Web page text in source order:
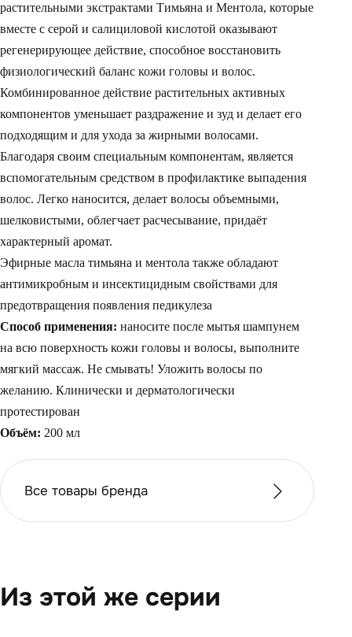
растительными экстрактами Тимьяна и Ментола, которые
вместе с серой и салициловой кислотой оказывают
регенерирующее действие, способное восстановить
физиологический баланс кожи головы и волос.
Комбинированное действие растительных активных
компонентов уменьшает раздражение и зуд и делает его
подходящим и для ухода за жирными волосами.
Благодаря своим специальным компонентам, является
вспомогательным средством в профилактике выпадения
волос. Легко наносится, делает волосы объемными,
шелковистыми, облегчает расчесывание, придаёт
характерный аромат.
Эфирные масла тимьяна и ментола также обладают
антимикробным и инсектицидным свойствами для
предотвращения появления педикулеза
Способ применения: наносите после мытья шампунем
на всю поверхность кожи головы и волосы, выполните
мягкий массаж. Не смывать! Уложить волосы по
желанию. Клинически и дерматологически
протестирован
Объём: 200 мл
Все товары бренда
Из этой же серии